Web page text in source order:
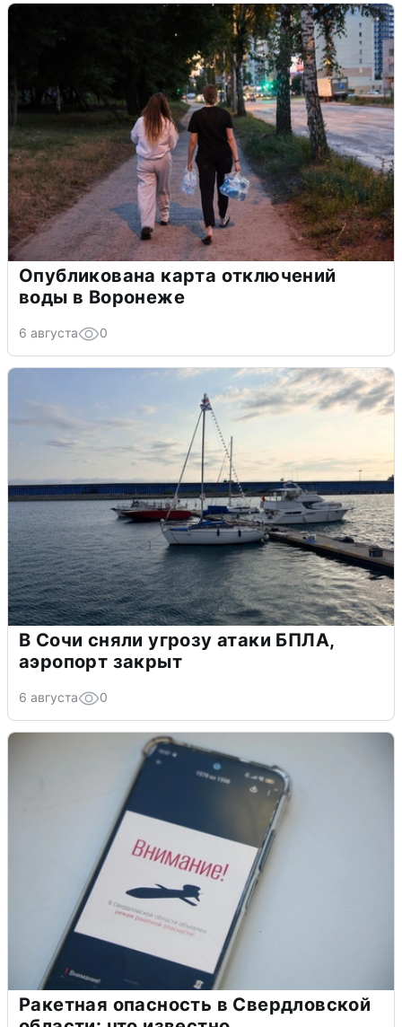
Опубликована карта отключений
воды в Воронеже
6 августа 0
В Сочи сняли угрозу атаки БПЛА,
аэропорт закрыт
6 августа 0
Ракетная опасность в Свердловской